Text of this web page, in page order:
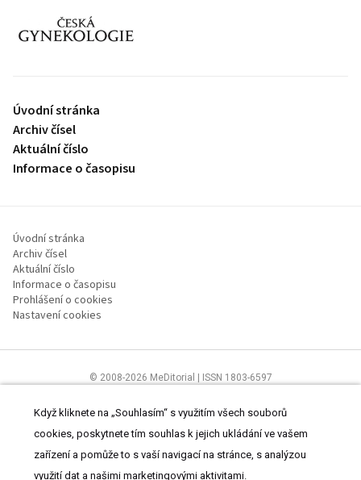
proLékaře.cz
Úvodní stránka
Archiv čísel
Aktuální číslo
Informace o časopisu
Úvodní stránka
Archiv čísel
Aktuální číslo
Informace o časopisu
Prohlášení o cookies
Nastavení cookies
© 2008-2026 MeDitorial | ISSN 1803-6597
zdravotnictví.Čtěte prohlášeníaZásady zpracování osobních údajů
Když kliknete na „Souhlasím“ s využitím všech souborů
cookies, poskytnete tím souhlas k jejich ukládání ve vašem
zařízení a pomůže to s vaší navigací na stránce, s analýzou
využití dat a našimi marketingovými aktivitami.